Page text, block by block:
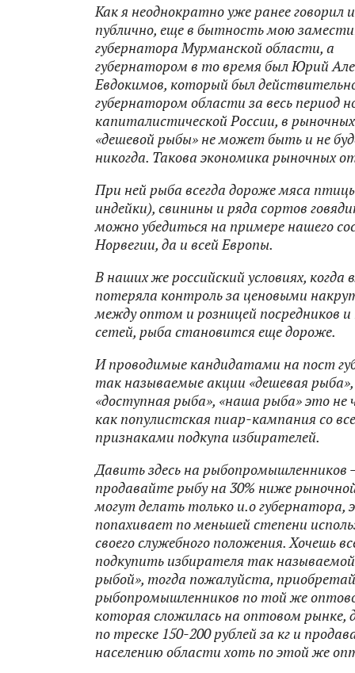
Как я неоднократно уже ранее говорил
публично, еще в бытность мою
губернатора Мурманской области, а
губернатором в то время был Юрий
Евдокимов, который был
губернатором области за весь период
капиталистической России, в рыночных
«дешевой рыбы» не может быть и не
никогда. Такова экономика рыночных
При ней рыба всегда дороже мяса
индейки), свинины и ряда сортов
можно убедиться на примере нашего
Норвегии, да и всей Европы.
В наших же российский условиях, когда
потеряла контроль за ценовыми
между оптом и розницей посредников
сетей, рыба становится еще дороже.
И проводимые кандидатами на пост
так называемые акции «дешевая рыба»,
«доступная рыба», «наша рыба» это не
как популистская пиар-кампания со
признаками подкупа избирателей.
Давить здесь на рыбопромышленников
продавайте рыбу на 30% ниже
могут делать только и.о губернатора,
попахивает по меньшей степени
своего служебного положения. Хочешь
подкупить избирателя так
рыбой», тогда пожалуйста, приобретай
рыбопромышленников по той же
которая сложилась на оптовом рынке,
по треске 150-200 рублей за кг и
населению области хоть по этой же